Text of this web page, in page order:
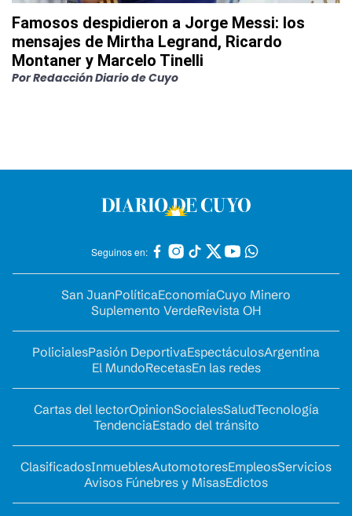
Famosos despidieron a Jorge Messi: los
mensajes de Mirtha Legrand, Ricardo
Montaner y Marcelo Tinelli
PorRedacción Diario de Cuyo
Seguinos en:
San JuanPolíticaEconomíaCuyo Minero
Suplemento VerdeRevista OH
PolicialesPasión DeportivaEspectáculosArgentina
El MundoRecetasEn las redes
Cartas del lectorOpinionSocialesSaludTecnología
TendenciaEstado del tránsito
ClasificadosInmueblesAutomotoresEmpleosServicios
Avisos Fúnebres y MisasEdictos